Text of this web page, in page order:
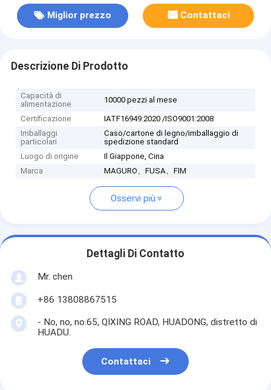
Miglior prezzo Contattaci
Descrizione Di Prodotto
Capacità di
alimentazione
10000 pezzi al mese
Certificazione
IATF16949:2020 /ISO9001:2008
Imballaggi
particolari
Caso/cartone di legno/imballaggio di
spedizione standard
Luogo di origine
Il Giappone, Cina
Marca
MAGURO、FUSA、FIM
Osservi più
Dettagli Di Contatto
Mr. chen
+86 13808867515
- No, no, no.65, QIXING ROAD, HUADONG, distretto di
HUADU.
Contattaci